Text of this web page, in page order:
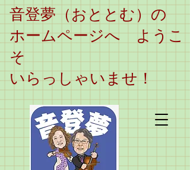
​音登夢（おととむ）の
ホームページへ ようこ
そ
いらっしゃいませ！